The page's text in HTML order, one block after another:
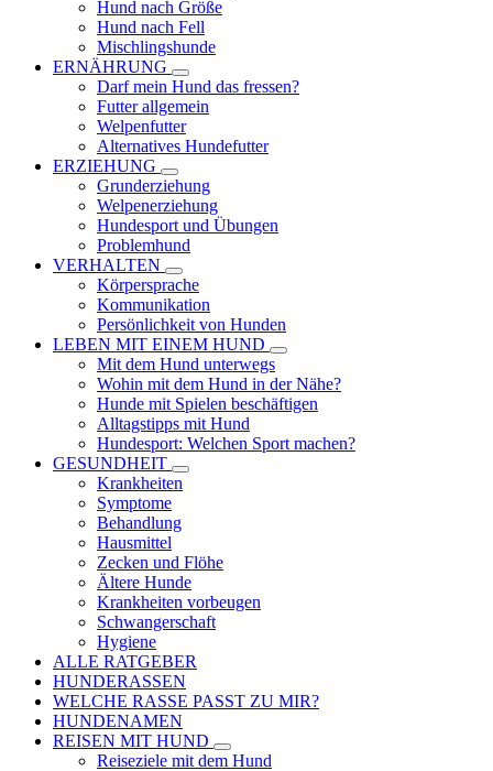
Hund nach Größe
Hund nach Fell
Mischlingshunde
ERNÄHRUNG
Darf mein Hund das fressen?
Futter allgemein
Welpenfutter
Alternatives Hundefutter
ERZIEHUNG
Grunderziehung
Welpenerziehung
Hundesport und Übungen
Problemhund
VERHALTEN
Körpersprache
Kommunikation
Persönlichkeit von Hunden
LEBEN MIT EINEM HUND
Mit dem Hund unterwegs
Wohin mit dem Hund in der Nähe?
Hunde mit Spielen beschäftigen
Alltagstipps mit Hund
Hundesport: Welchen Sport machen?
GESUNDHEIT
Krankheiten
Symptome
Behandlung
Hausmittel
Zecken und Flöhe
Ältere Hunde
Krankheiten vorbeugen
Schwangerschaft
Hygiene
ALLE RATGEBER
HUNDERASSEN
WELCHE RASSE PASST ZU MIR?
HUNDENAMEN
REISEN MIT HUND
Reiseziele mit dem Hund